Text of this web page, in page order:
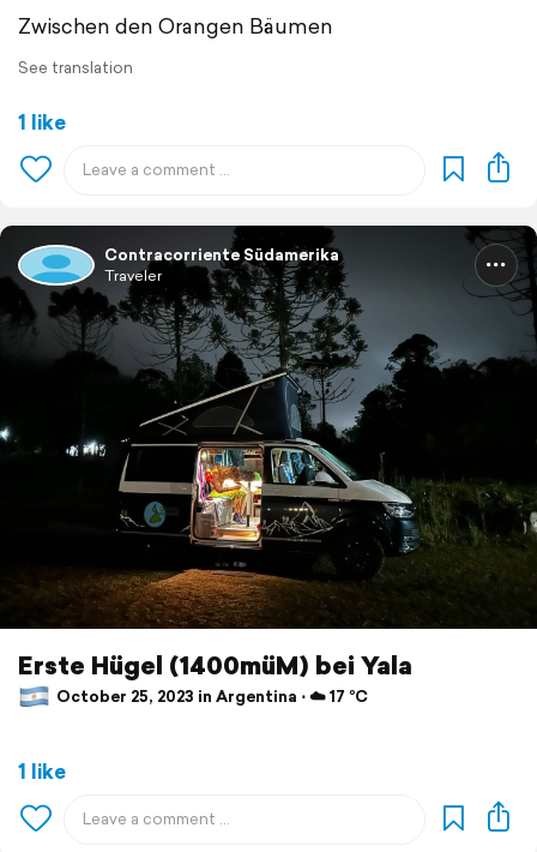
Zwischen den Orangen Bäumen
See translation
1 like
Contracorriente Südamerika
Traveler
Erste Hügel (1400müM) bei Yala
October 25, 2023 in Argentina ⋅ ☁️ 17 °C
1 like